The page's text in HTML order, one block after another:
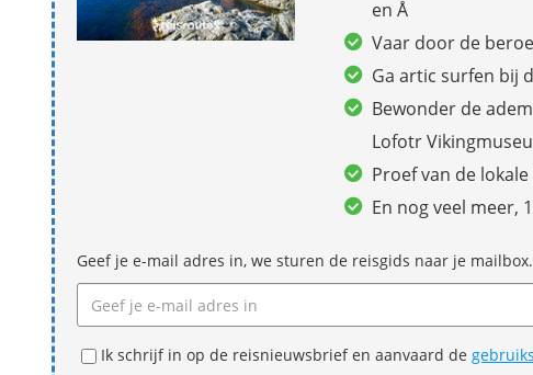
en Å
Vaar door de
Ga artic surfen bij
Bewonder de
Lofotr
Proef van de
En nog veel meer,
Geef je e-mail adres in, we sturen de reisgids naar je mailbox.
Ik schrijf in op de reisnieuwsbrief en aanvaard de